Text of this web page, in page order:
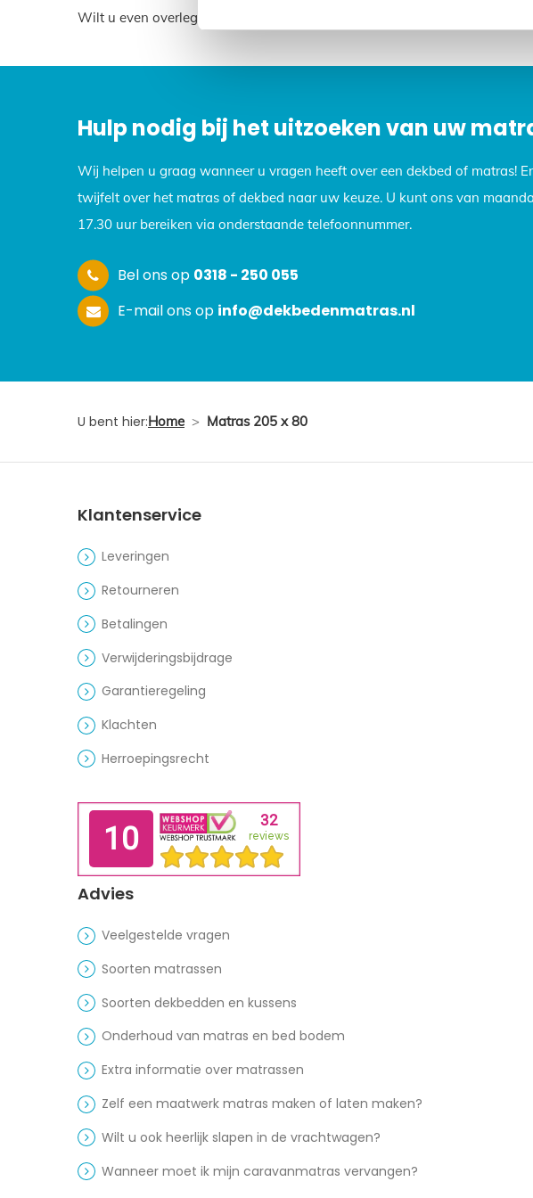
Wilt u even overleggen? Neem dan contact met ons op, we helpen u
Hulp nodig bij het uitzoeken van uw
Wij helpen u graag wanneer u vragen heeft over een dekbed of matras!
twijfelt over het matras of dekbed naar uw keuze. U kunt ons van
17.30 uur bereiken via onderstaande telefoonnummer.
Bel ons op 0318 - 250 055
E-mail ons op info@dekbedenmatras.nl
U bent hier:Home > Matras 205 x 80
Klantenservice
Leveringen
Retourneren
Betalingen
Verwijderingsbijdrage
Garantieregeling
Klachten
Herroepingsrecht
Advies
Veelgestelde vragen
Soorten matrassen
Soorten dekbedden en kussens
Onderhoud van matras en bed bodem
Extra informatie over matrassen
Zelf een maatwerk matras maken of laten maken?
Wilt u ook heerlijk slapen in de vrachtwagen?
Wanneer moet ik mijn caravanmatras vervangen?